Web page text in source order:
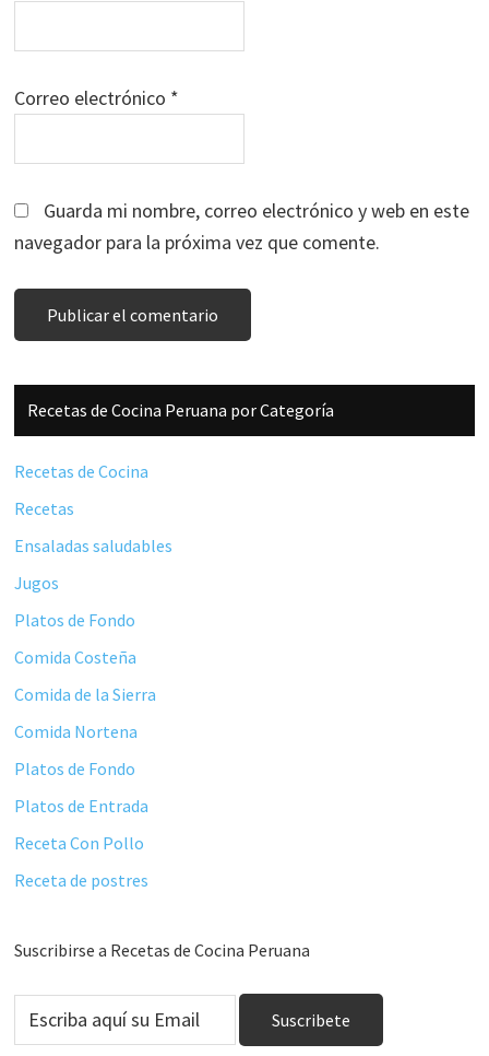
Correo electrónico *
Guarda mi nombre, correo electrónico y web en este
navegador para la próxima vez que comente.
Barra
lateral
principal
Recetas de Cocina Peruana por Categoría
Recetas de Cocina
Recetas
Ensaladas saludables
Jugos
Platos de Fondo
Comida Costeña
Comida de la Sierra
Comida Nortena
Platos de Fondo
Platos de Entrada
Receta Con Pollo
Receta de postres
Suscribirse a Recetas de Cocina Peruana